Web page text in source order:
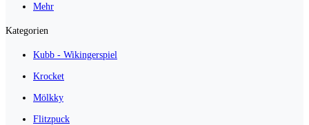
Mehr
Kategorien
Kubb - Wikingerspiel
Krocket
Mölkky
Flitzpuck